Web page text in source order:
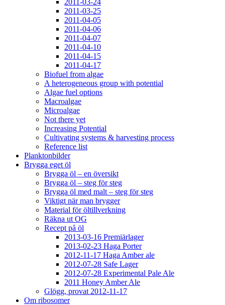
2011-03-25
2011-04-05
2011-04-06
2011-04-07
2011-04-10
2011-04-15
2011-04-17
Biofuel from algae
A heterogeneous group with potential
Algae fuel options
Macroalgae
Microalgae
Not there yet
Increasing Potential
Cultivating systems & harvesting process
Reference list
Planktonbilder
Brygga eget öl
Brygga öl – en översikt
Brygga öl – steg för steg
Brygga öl med malt – steg för steg
Viktigt när man brygger
Material för öltillverkning
Räkna ut OG
Recept på öl
2013-03-16 Premiärlager
2013-02-23 Haga Porter
2012-11-17 Haga Amber ale
2012-07-28 Safe Lager
2012-07-28 Experimental Pale Ale
2011 Honey Amber Ale
Glögg, provat 2012-11-17
Om ribosomer